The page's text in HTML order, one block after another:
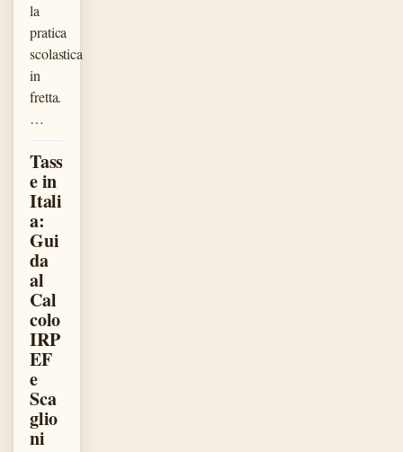
la
pratica
scolastica
in
fretta.
…
Tass
e in
Itali
a:
Gui
da
al
Cal
colo
IRP
EF
e
Sca
glio
ni